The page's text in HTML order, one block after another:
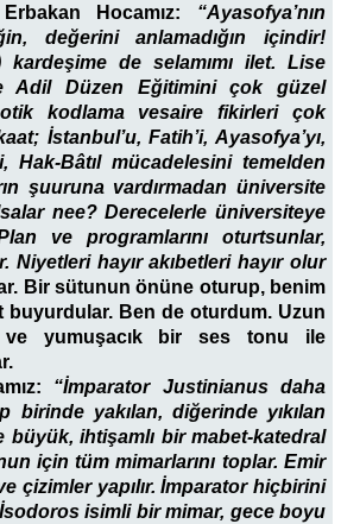
Hocamız: “Ayasofya’nın
değerini anlamadığın içindir!
kardeşime de selamımı ilet. Lise
Adil Düzen Eğitimini çok güzel
kodlama vesaire fikirleri çok
İstanbul’u, Fatih’i, Ayasofya’yı,
Hak-Bâtıl mücadelesini temelden
şuuruna vardırmadan üniversite
nee? Derecelerle üniversiteye
ve programlarını oturtsunlar,
Niyetleri hayır akıbetleri hayır olur
Bir sütunun önüne oturup, benim
buyurdular. Ben de oturdum. Uzun
yumuşacık bir ses tonu ile
“İmparator Justinianus daha
birinde yakılan, diğerinde yıkılan
büyük, ihtişamlı bir mabet-katedral
için tüm mimarlarını toplar. Emir
çizimler yapılır. İmparator hiçbirini
isimli bir mimar, gece boyu